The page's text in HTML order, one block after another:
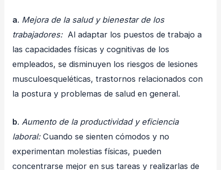
a. Mejora de la salud y bienestar de los
trabajadores:Al adaptar los puestos de trabajo a
las capacidades físicas y cognitivas de los
empleados, se disminuyen los riesgos de lesiones
musculoesqueléticas, trastornos relacionados con
la postura y problemas de salud en general.
b. Aumento de la productividad y eficiencia
laboral:Cuando se sienten cómodos y no
experimentan molestias físicas, pueden
concentrarse mejor en sus tareas y realizarlas de